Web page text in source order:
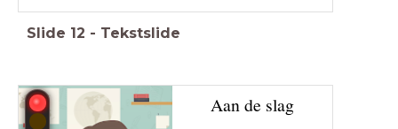
Slide 12 - Tekstslide
Aan de slag